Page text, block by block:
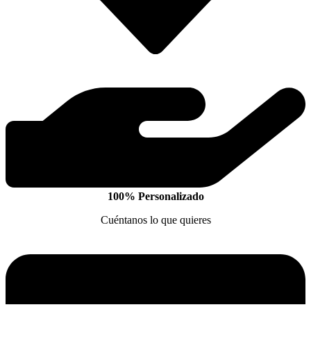
100% Personalizado
Cuéntanos lo que quieres